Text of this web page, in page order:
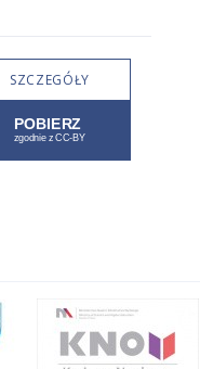
SZCZEGÓŁY